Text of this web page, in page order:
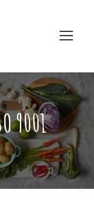
9001